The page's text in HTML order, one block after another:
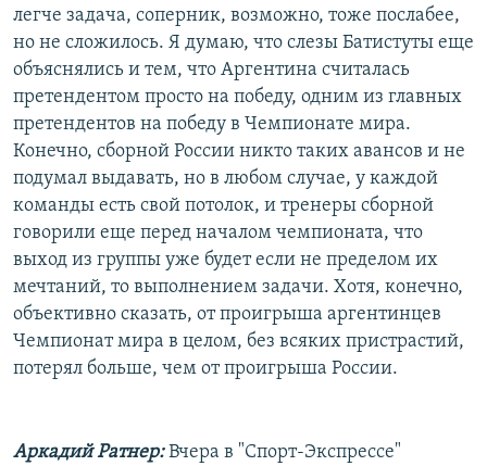
легче задача, соперник, возможно, тоже послабее,
но не сложилось. Я думаю, что слезы Батистуты еще
объяснялись и тем, что Аргентина считалась
претендентом просто на победу, одним из главных
претендентов на победу в Чемпионате мира.
Конечно, сборной России никто таких авансов и не
подумал выдавать, но в любом случае, у каждой
команды есть свой потолок, и тренеры сборной
говорили еще перед началом чемпионата, что
выход из группы уже будет если не пределом их
мечтаний, то выполнением задачи. Хотя, конечно,
объективно сказать, от проигрыша аргентинцев
Чемпионат мира в целом, без всяких пристрастий,
потерял больше, чем от проигрыша России.
Аркадий Ратнер:Вчера в "Спорт-Экспрессе"